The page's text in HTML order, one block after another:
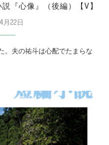
『心像』（後編）【V】
月22日
。夫の祐斗は心配でたまらな